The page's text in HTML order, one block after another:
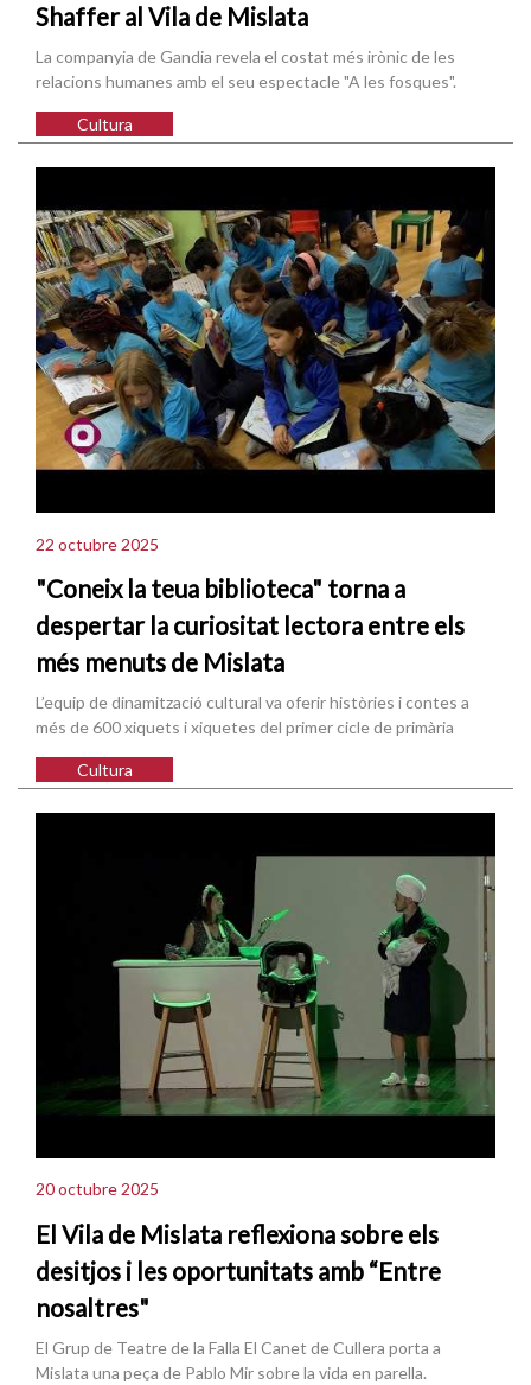
Shaffer al Vila de Mislata
La companyia de Gandia revela el costat més irònic de les
relacions humanes amb el seu espectacle "A les fosques".
Cultura
22 octubre 2025
"Coneix la teua biblioteca" torna a
despertar la curiositat lectora entre els
més menuts de Mislata
L’equip de dinamització cultural va oferir històries i contes a
més de 600 xiquets i xiquetes del primer cicle de primària
Cultura
20 octubre 2025
El Vila de Mislata reflexiona sobre els
desitjos i les oportunitats amb “Entre
nosaltres"
El Grup de Teatre de la Falla El Canet de Cullera porta a
Mislata una peça de Pablo Mir sobre la vida en parella.